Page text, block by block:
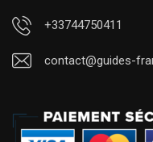
+33744750411
contact@guides-